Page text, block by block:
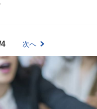
次へ